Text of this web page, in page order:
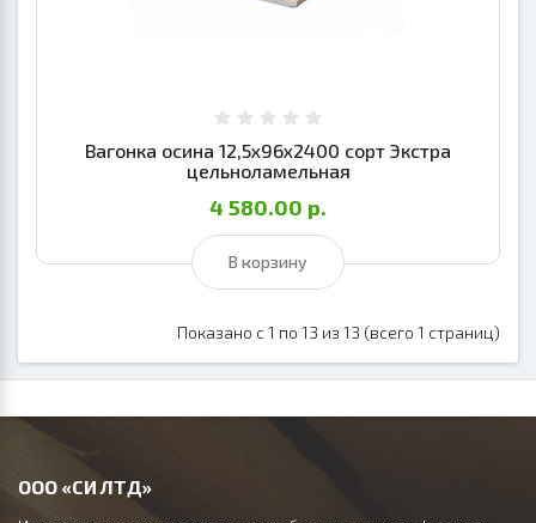
Вагонка осина 12,5х96х2400 сорт Экстра
цельноламельная
4 580.00 р.
В корзину
Показано с 1 по 13 из 13 (всего 1 страниц)
ООО «СИ ЛТД»